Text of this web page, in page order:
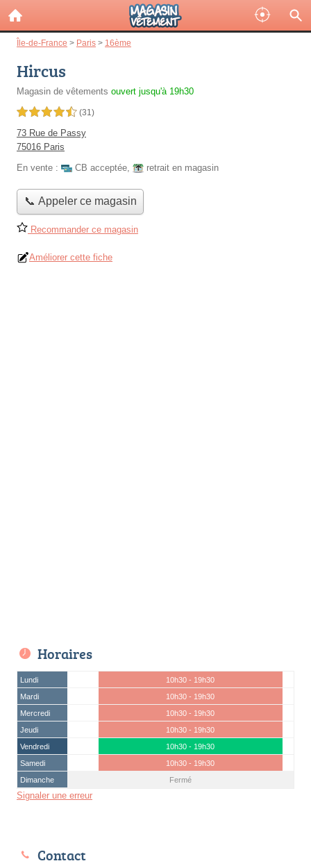
Île-de-France > Paris > 16ème
Hircus
Magasin de vêtements ouvert jusqu'à 19h30
4,5 étoiles sur 5 (31)
73 Rue de Passy
75016 Paris
En vente :
CB acceptée, retrait en magasin
📞 Appeler ce magasin
Recommander ce magasin
Améliorer cette fiche
Horaires
Lundi
10h30 - 19h30
Mardi
10h30 - 19h30
Mercredi
10h30 - 19h30
Jeudi
10h30 - 19h30
Vendredi
10h30 - 19h30
Samedi
10h30 - 19h30
Dimanche
Fermé
Signaler une erreur
Contact